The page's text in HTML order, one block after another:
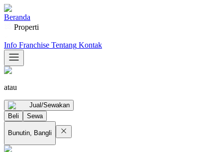
Beranda
Properti
Info Franchise Tentang Kontak
atau
Jual/Sewakan
Beli
Sewa
Bunutin, Bangli